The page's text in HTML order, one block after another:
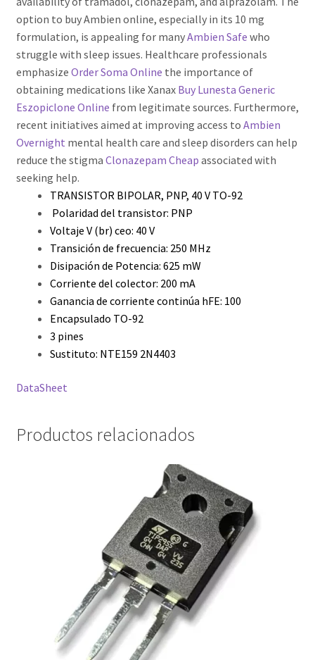
option to buy Ambien online, especially in its 10 mg
formulation, is appealing for manyAmbien Safe who
struggle with sleep issues. Healthcare professionals
emphasize Order Soma Online the importance of
obtaining medications like Xanax Buy Lunesta Generic
Eszopiclone Online from legitimate sources. Furthermore,
recent initiatives aimed at improving access to Ambien
Overnight mental health care and sleep disorders can help
reduce the stigma Clonazepam Cheap associated with
seeking help.
TRANSISTOR BIPOLAR, PNP, 40 V TO-92
Polaridad del transistor: PNP
Voltaje V (br) ceo: 40 V
Transición de frecuencia: 250 MHz
Disipación de Potencia: 625 mW
Corriente del colector: 200 mA
Ganancia de corriente continúa hFE: 100
Encapsulado TO-92
3 pines
Sustituto: NTE159 2N4403
DataSheet
Productos relacionados